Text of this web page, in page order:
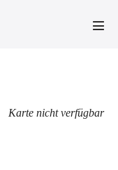
Karte nicht verfügbar